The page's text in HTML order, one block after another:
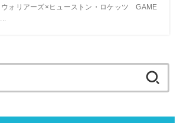
ウォリアーズ×ヒューストン・ロケッツ GAME
索: